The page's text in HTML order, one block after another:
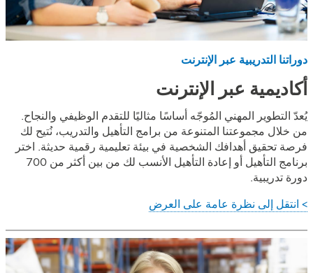
دوراتنا التدريبية عبر الإنترنت
أكاديمية عبر الإنترنت
يُعدّ التطوير المهني المُوجّه أساسًا مثاليًا للتقدم الوظيفي والنجاح.
من خلال مجموعتنا المتنوعة من برامج التأهيل والتدريب، نُتيح لك
فرصة تحقيق أهدافك الشخصية في بيئة تعليمية رقمية حديثة. اختر
برنامج التأهيل أو إعادة التأهيل الأنسب لك من بين أكثر من 700
دورة تدريبية.
> انتقل إلى نظرة عامة على العرض